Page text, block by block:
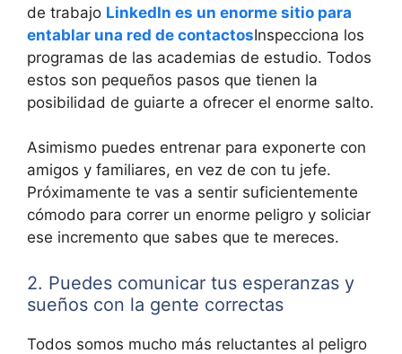
de trabajo LinkedIn es un enorme sitio para
entablar una red de contactosInspecciona los
programas de las academias de estudio. Todos
estos son pequeños pasos que tienen la
posibilidad de guiarte a ofrecer el enorme salto.
Asimismo puedes entrenar para exponerte con
amigos y familiares, en vez de con tu jefe.
Próximamente te vas a sentir suficientemente
cómodo para correr un enorme peligro y soliciar
ese incremento que sabes que te mereces.
2. Puedes comunicar tus esperanzas y
sueños con la gente correctas
Todos somos mucho más reluctantes al peligro